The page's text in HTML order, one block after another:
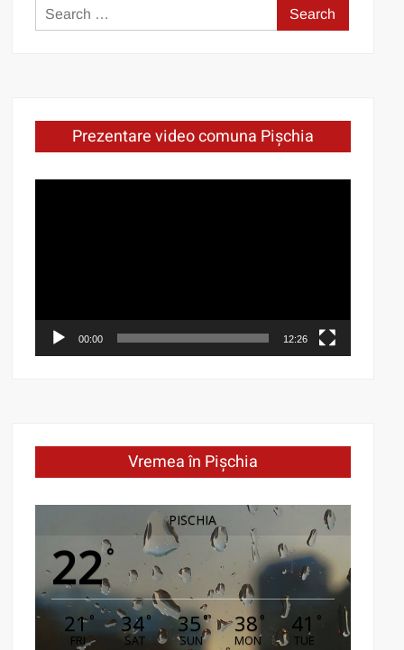
Search
for:
Prezentare video comuna Pișchia
00:00 12:26
Vremea în Pișchia
PISCHIA
22°
21°
FRI
34°
SAT
35°
SUN
38°
MON
41 °
TUE